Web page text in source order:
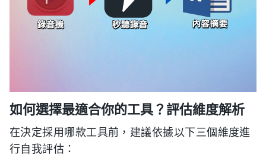
如何選擇最適合你的工具？評估維度解析
在決定採用哪款工具前，建議依據以下三個維度進
行自我評估：